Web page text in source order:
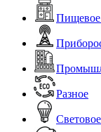
Пищевое
Разное